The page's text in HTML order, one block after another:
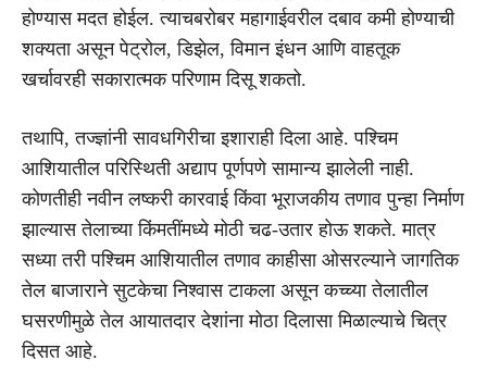
होण्यास मदत होईल. त्याचबरोबर महागाईवरील दबाव कमी होण्याची
शक्यता असून पेट्रोल, डिझेल, विमान इंधन आणि वाहतूक
खर्चावरही सकारात्मक परिणाम दिसू शकतो.
तथापि, तज्ज्ञांनी सावधगिरीचा इशाराही दिला आहे. पश्चिम
आशियातील परिस्थिती अद्याप पूर्णपणे सामान्य झालेली नाही.
कोणतीही नवीन लष्करी कारवाई किंवा भूराजकीय तणाव पुन्हा निर्माण
झाल्यास तेलाच्या किंमतींमध्ये मोठी चढ-उतार होऊ शकते. मात्र
सध्या तरी पश्चिम आशियातील तणाव काहीसा ओसरल्याने जागतिक
तेल बाजाराने सुटकेचा निश्वास टाकला असून कच्च्या तेलातील
घसरणीमुळे तेल आयातदार देशांना मोठा दिलासा मिळाल्याचे चित्र
दिसत आहे.